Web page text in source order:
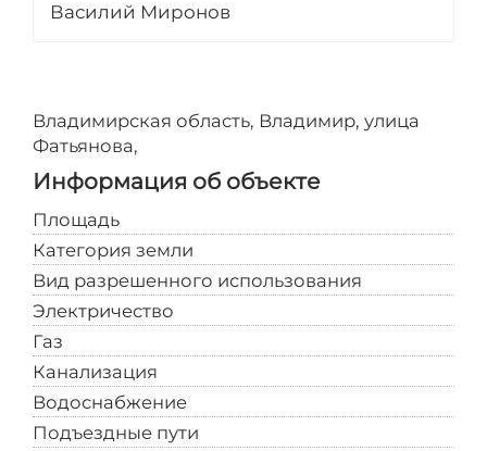
Василий Миронов
Владимирская область, Владимир, улица
Фатьянова,
Информация об объекте
Площадь
Категория земли
Поселений
Вид разрешенного использования
Склады
ЭлектричествоНа участке
Газ
КанализацияНа участке
ВодоснабжениеНа участке
Подъездные пути
Асфальтированная